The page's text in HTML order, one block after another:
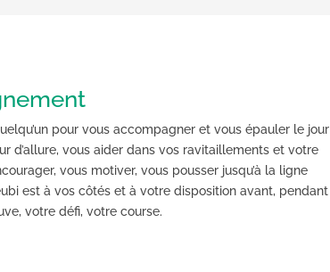
pour vous accompagner et vous épauler le jour
d’allure, vous aider dans vos ravitaillements et votre
vous motiver, vous pousser jusqu’à la ligne
est à vos côtés et à votre disposition avant, pendant
votre défi, votre course.